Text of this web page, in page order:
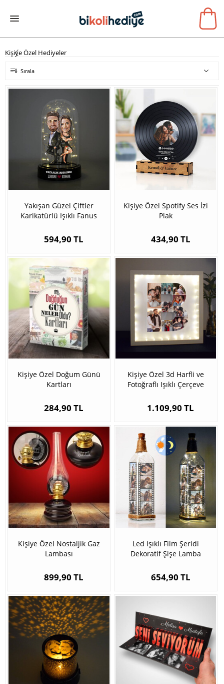
Kişiye Özel Hediyeler
Sırala
Yakışan Güzel Çiftler
Karikatürlü Işıklı Fanus
594,90 TL
Kişiye Özel Spotify Ses İzi
Plak
434,90 TL
Kişiye Özel Doğum Günü
Kartları
284,90 TL
Kişiye Özel 3d Harfli ve
Fotoğraflı Işıklı Çerçeve
1.109,90 TL
Kişiye Özel Nostaljik Gaz
Lambası
899,90 TL
Led Işıklı Film Şeridi
Dekoratif Şişe Lamba
654,90 TL